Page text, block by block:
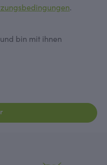
.
bin mit ihnen